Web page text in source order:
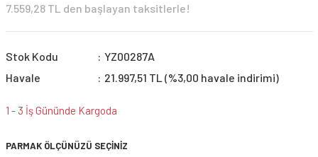
7.559,28 TL den başlayan taksitlerle!
Stok Kodu
YZ00287A
Havale
21.997,51 TL (%3,00 havale indirimi)
1 - 3 İş Gününde Kargoda
PARMAK ÖLÇÜNÜZÜ SEÇİNİZ